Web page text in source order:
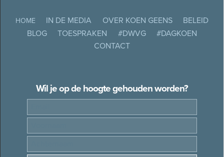
HOME IN DE MEDIA OVER KOEN GEENS
BELEID
BLOG
TOESPRAKEN #DWVG
#DAGKOEN
CONTACT
Wil je op de hoogte gehouden worden?